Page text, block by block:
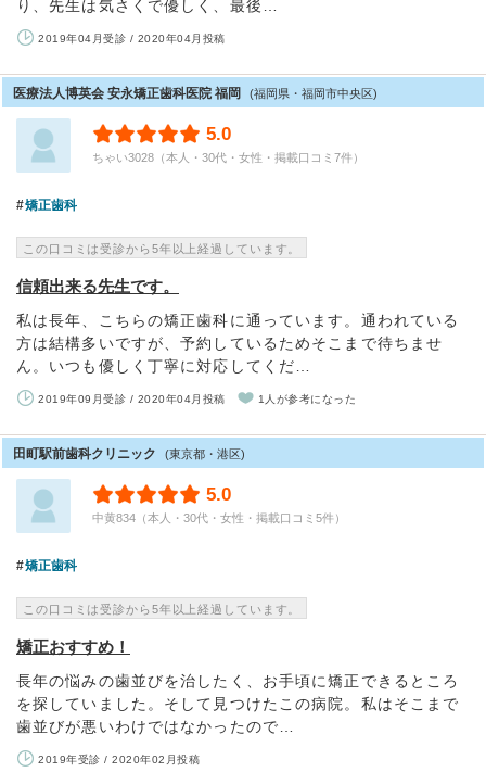
り、先生は気さくで優しく、最後…
2019年04月受診 / 2020年04月投稿
医療法人博英会 安永矯正歯科医院 福岡 (福岡県・福岡市中央区)
5.0
ちゃい3028（本人・30代・女性・掲載口コミ7件）
矯正歯科
この口コミは受診から5年以上経過しています。
信頼出来る先生です。
私は長年、こちらの矯正歯科に通っています。通われている
方は結構多いですが、予約しているためそこまで待ちませ
ん。いつも優しく丁寧に対応してくだ…
2019年09月受診 / 2020年04月投稿 1人が参考になった
田町駅前歯科クリニック (東京都・港区)
5.0
中黄834（本人・30代・女性・掲載口コミ5件）
矯正歯科
この口コミは受診から5年以上経過しています。
矯正おすすめ！
長年の悩みの歯並びを治したく、お手頃に矯正できるところ
を探していました。そして見つけたこの病院。私はそこまで
歯並びが悪いわけではなかったので…
2019年受診 / 2020年02月投稿